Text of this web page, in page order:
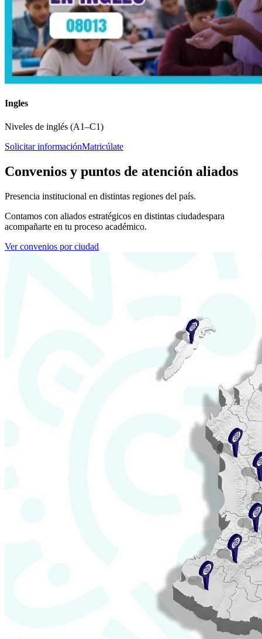
Ingles
Niveles de inglés (A1–C1)
Solicitar informaciónMatricúlate
Convenios y puntos de atención aliados
Presencia institucional en distintas regiones del país.
Contamos con aliados estratégicos en distintas ciudadespara
acompañarte en tu proceso académico.
Ver convenios por ciudad